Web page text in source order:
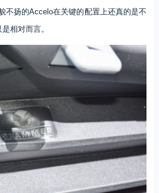
不扬的Accelo在关键的配置上还真的是不
相对而言。